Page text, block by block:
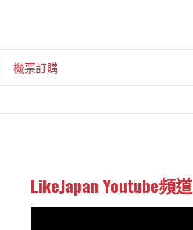
機票訂購
LikeJapan Youtube頻道